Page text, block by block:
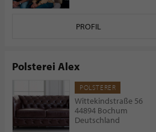
PROFIL
Polsterei Alex
POLSTERER
Wittekindstraße 56
44894 Bochum
Deutschland